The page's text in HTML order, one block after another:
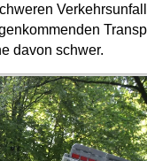
davon schwer.